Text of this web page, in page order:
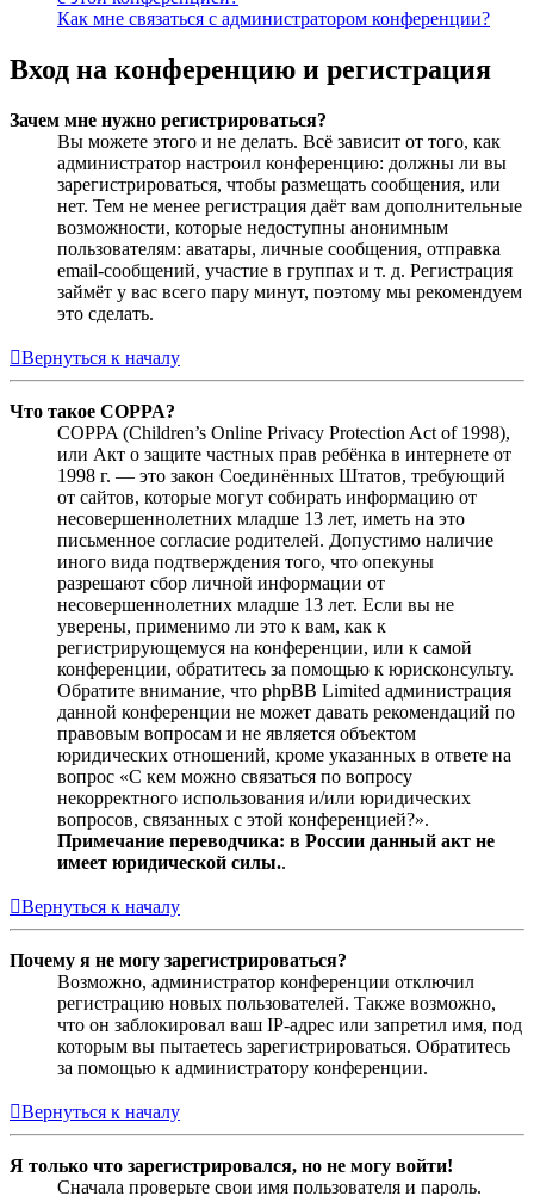
Как мне связаться с администратором конференции?
Вход на конференцию и регистрация
Зачем мне нужно регистрироваться?
Вы можете этого и не делать. Всё зависит от того, как
администратор настроил конференцию: должны ли вы
зарегистрироваться, чтобы размещать сообщения, или
нет. Тем не менее регистрация даёт вам дополнительные
возможности, которые недоступны анонимным
пользователям: аватары, личные сообщения, отправка
email-сообщений, участие в группах и т. д. Регистрация
займёт у вас всего пару минут, поэтому мы рекомендуем
это сделать.
Вернуться к началу
Что такое COPPA?
COPPA (Children’s Online Privacy Protection Act of 1998),
или Акт о защите частных прав ребёнка в интернете от
1998 г. — это закон Соединённых Штатов, требующий
от сайтов, которые могут собирать информацию от
несовершеннолетних младше 13 лет, иметь на это
письменное согласие родителей. Допустимо наличие
иного вида подтверждения того, что опекуны
разрешают сбор личной информации от
несовершеннолетних младше 13 лет. Если вы не
уверены, применимо ли это к вам, как к
регистрирующемуся на конференции, или к самой
конференции, обратитесь за помощью к юрисконсульту.
Обратите внимание, что phpBB Limited администрация
данной конференции не может давать рекомендаций по
правовым вопросам и не является объектом
юридических отношений, кроме указанных в ответе на
вопрос «С кем можно связаться по вопросу
некорректного использования и/или юридических
вопросов, связанных с этой конференцией?».
Примечание переводчика: в России данный акт не
имеет юридической силы..
Вернуться к началу
Почему я не могу зарегистрироваться?
Возможно, администратор конференции отключил
регистрацию новых пользователей. Также возможно,
что он заблокировал ваш IP-адрес или запретил имя, под
которым вы пытаетесь зарегистрироваться. Обратитесь
за помощью к администратору конференции.
Вернуться к началу
Я только что зарегистрировался, но не могу войти!
Сначала проверьте свои имя пользователя и пароль.